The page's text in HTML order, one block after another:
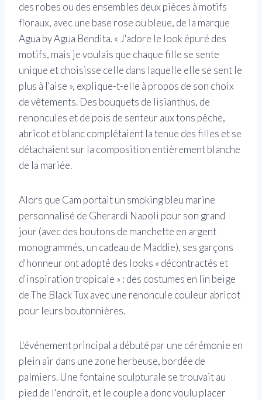
des robes ou des ensembles deux pièces à motifs
floraux, avec une base rose ou bleue, de la marque
Agua by Agua Bendita. « J'adore le look épuré des
motifs, mais je voulais que chaque fille se sente
unique et choisisse celle dans laquelle elle se sent le
plus à l'aise », explique-t-elle à propos de son choix
de vêtements. Des bouquets de lisianthus, de
renoncules et de pois de senteur aux tons pêche,
abricot et blanc complétaient la tenue des filles et se
détachaient sur la composition entièrement blanche
de la mariée.
Alors que Cam portait un smoking bleu marine
personnalisé de Gherardi Napoli pour son grand
jour (avec des boutons de manchette en argent
monogrammés, un cadeau de Maddie), ses garçons
d'honneur ont adopté des looks « décontractés et
d'inspiration tropicale » : des costumes en lin beige
de The Black Tux avec une renoncule couleur abricot
pour leurs boutonnières.
L'événement principal a débuté par une cérémonie en
plein air dans une zone herbeuse, bordée de
palmiers. Une fontaine sculpturale se trouvait au
pied de l'endroit, et le couple a donc voulu placer